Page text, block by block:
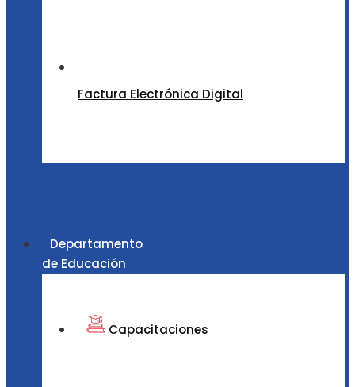
Factura Electrónica Digital
Departamento
de Educación
Capacitaciones